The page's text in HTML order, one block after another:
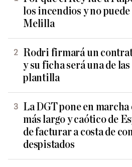
los incendios y no
Melilla
Rodri firmará un
y su ficha será una de
plantilla
La DGT pone en
más largo y caótico de
de facturar a costa de
despistados